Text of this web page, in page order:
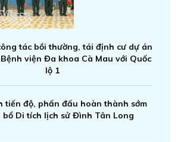
tác bồi thường, tái định cư dự án
viện Đa khoa Cà Mau với Quốc
lộ 1
tiến độ, phấn đấu hoàn thành sớm
bổ Di tích lịch sử Đình Tân Long